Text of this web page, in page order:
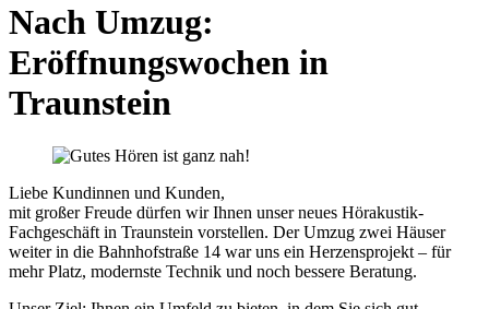
Nach Umzug:
Eröffnungswochen in
Traunstein
Liebe Kundinnen und Kunden,
mit großer Freude dürfen wir Ihnen unser neues Hörakustik-
Fachgeschäft in Traunstein vorstellen. Der Umzug zwei Häuser
weiter in die Bahnhofstraße 14 war uns ein Herzensprojekt – für
mehr Platz, modernste Technik und noch bessere Beratung.